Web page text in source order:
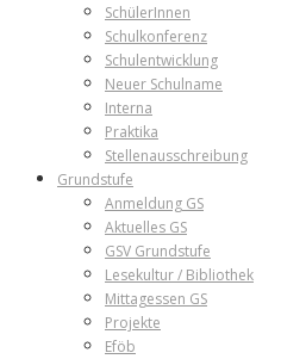
SchülerInnen
Schulkonferenz
Schulentwicklung
Neuer Schulname
Interna
Praktika
Stellenausschreibung
Grundstufe
Anmeldung GS
Aktuelles GS
GSV Grundstufe
Lesekultur / Bibliothek
Mittagessen GS
Projekte
Eföb